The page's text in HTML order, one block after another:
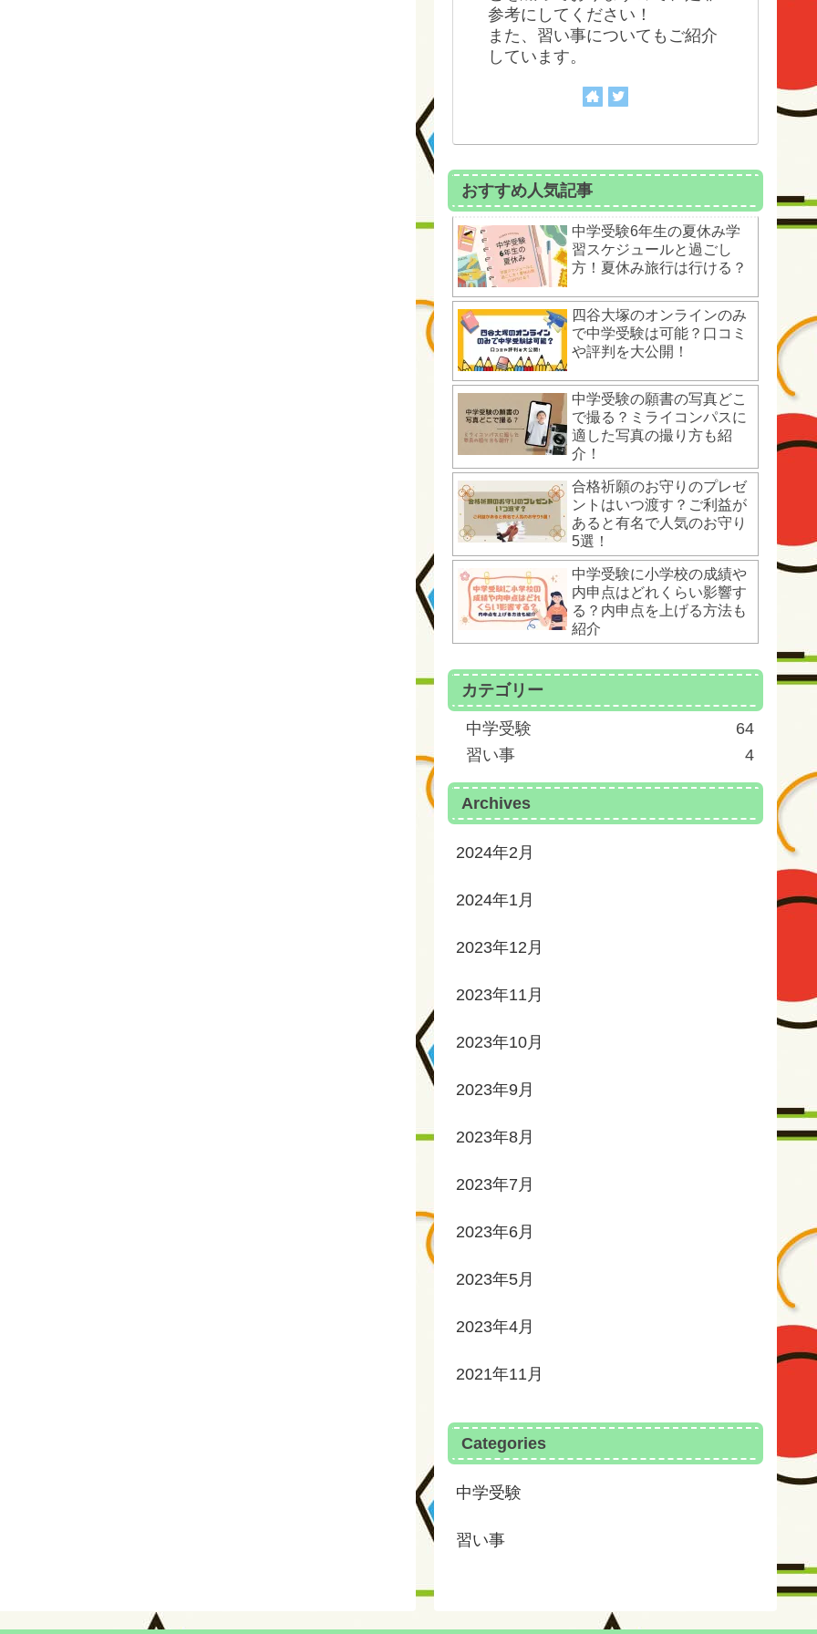
参考にしてください！
また、習い事についてもご紹介
しています。
おすすめ人気記事
中学受験6年生の夏休み学
習スケジュールと過ごし
方！夏休み旅行は行ける？
四谷大塚のオンラインのみ
で中学受験は可能？口コミ
や評判を大公開！
中学受験の願書の写真どこ
で撮る？ミライコンパスに
適した写真の撮り方も紹
介！
合格祈願のお守りのプレゼ
ントはいつ渡す？ご利益が
あると有名で人気のお守り
5選！
中学受験に小学校の成績や
内申点はどれくらい影響す
る？内申点を上げる方法も
紹介
カテゴリー
中学受験
64
習い事
4
Archives
2024年2月
2024年1月
2023年12月
2023年11月
2023年10月
2023年9月
2023年8月
2023年7月
2023年6月
2023年5月
2023年4月
2021年11月
Categories
中学受験
習い事